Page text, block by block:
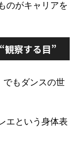
のがキャリアを
観察する目”
でもダンスの世
エという身体表